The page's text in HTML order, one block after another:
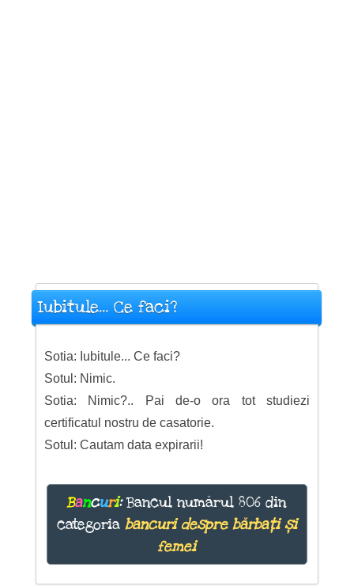
Iubitule... Ce faci?
Sotia: Iubitule... Ce faci?
Sotul: Nimic.
Sotia: Nimic?.. Pai de-o ora tot studiezi
certificatul nostru de casatorie.
Sotul: Cautam data expirarii!
Bancuri:Bancul numărul 806 din
categoria bancuri despre bărbați și
femei